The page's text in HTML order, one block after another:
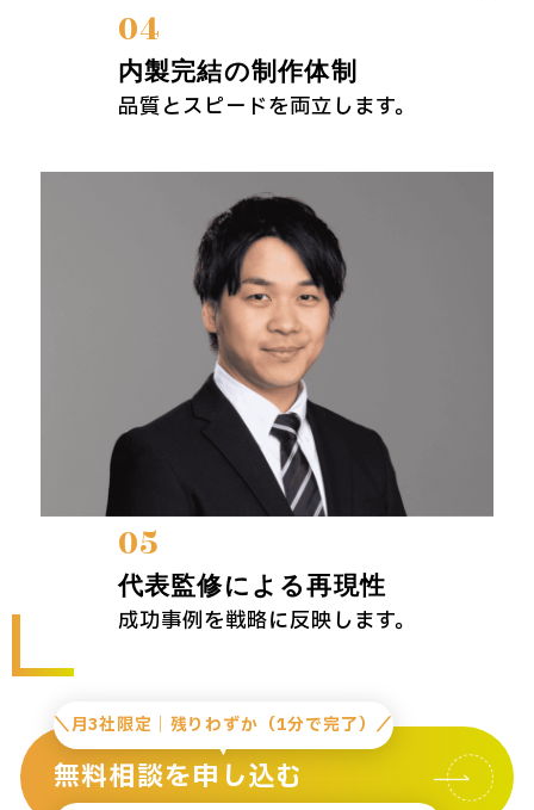
04
内製完結の制作体制
品質とスピードを両立します。
05
代表監修による再現性
成功事例を戦略に反映します。
＼月3社限定｜残りわずか（1分で完了）／
無料相談を申し込む